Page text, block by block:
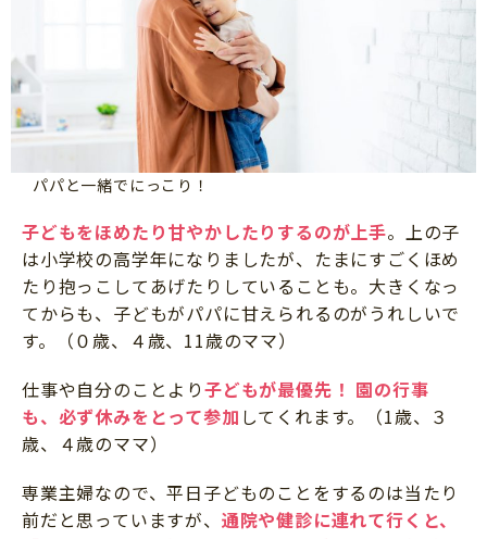
パパと一緒でにっこり！
子どもをほめたり甘やかしたりするのが上手。上の子
は小学校の高学年になりましたが、たまにすごくほめ
たり抱っこしてあげたりしていることも。大きくなっ
てからも、子どもがパパに甘えられるのがうれしいで
す。（０歳、４歳、11歳のママ）
仕事や自分のことより子どもが最優先！ 園の行事
も、必ず休みをとって参加 してくれます。（1歳、３
歳、４歳のママ）
専業主婦なので、平日子どものことをするのは当たり
前だと思っていますが、 通院や健診に連れて行くと、